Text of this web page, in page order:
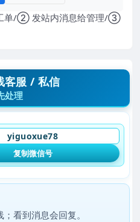
单/② 发站内消息给管理/③
客服 / 私信
处理
yiguoxue78
复制微信号
看到消息会回复。